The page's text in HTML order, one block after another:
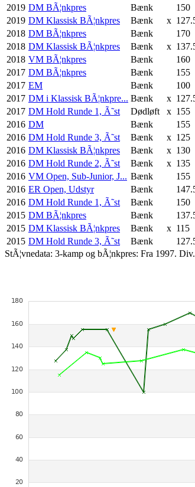
2019 DM BÃ¦nkpres Bænk 150
2019 DM Klassisk BÃ¦nkpres Bænk x
2018 DM BÃ¦nkpres Bænk 170
2018 DM Klassisk BÃ¦nkpres Bænk x
2018 VM BÃ¦nkpres Bænk 160
2017 DM BÃ¦nkpres Bænk 155
2017 EM Bænk 100
2017 DM i Klassisk BÃ¦nkpre... Bænk x
2017 DM Hold Runde 1, Ã˜st Dødløft x 155
2016 DM Bænk 155
2016 DM Hold Runde 3, Ã˜st Bænk x 125
2016 DM Klassisk BÃ¦nkpres Bænk x 130
2016 DM Hold Runde 2, Ã˜st Bænk x 135
2016 VM Open, Sub-Junior, J... Bænk 155
2016 ER Open, Udstyr Bænk
2016 DM Hold Runde 1, Ã˜st Bænk 150
2015 DM BÃ¦nkpres Bænk
2015 DM Klassisk BÃ¦nkpres Bænk x 115
2015 DM Hold Runde 3, Ã˜st Bænk
StÃ¦vnedata: 3-kamp og bÃ¦nkpres: Fra 1997.